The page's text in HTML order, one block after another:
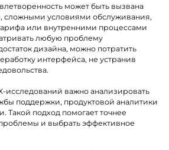
может быть вызвана
сложными условиями обслуживания,
или внутренними процессами
любую проблему
дизайна, можно потратить
интерфейса, не устранив
исследований важно анализировать
поддержки, продуктовой аналитики
Такой подход помогает точнее
и выбрать эффективное